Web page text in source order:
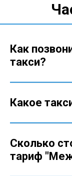
Как
такси?
Какое
Сколько
тариф